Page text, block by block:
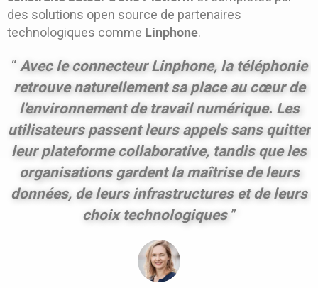
des solutions open source de partenaires
technologiques comme Linphone.
“ Avec le connecteur Linphone, la téléphonie
retrouve naturellement sa place au cœur de
l'environnement de travail numérique. Les
utilisateurs passent leurs appels sans quitter
leur plateforme collaborative, tandis que les
organisations gardent la maîtrise de leurs
données, de leurs infrastructures et de leurs
choix technologiques”